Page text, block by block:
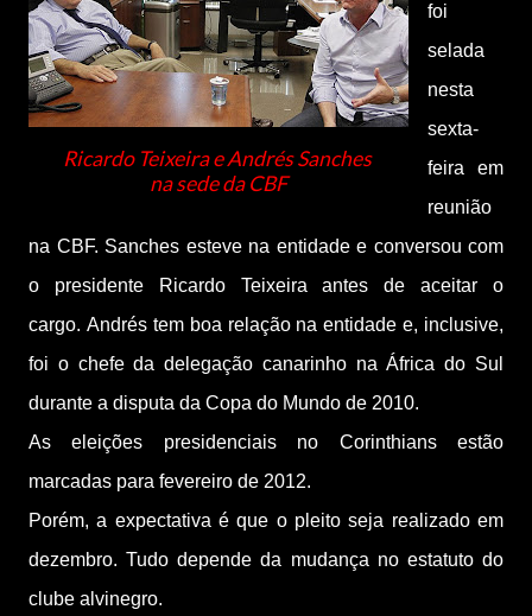
Ricardo Teixeira e Andrés Sanches
na sede da CBF
foi
selada
nesta
sexta-
feira em
reunião
na CBF. Sanches esteve na entidade e conversou com
o presidente Ricardo Teixeira antes de aceitar o
cargo. Andrés tem boa relação na entidade e, inclusive,
foi o chefe da delegação canarinho na África do Sul
durante a disputa da Copa do Mundo de 2010.
As eleições presidenciais no Corinthians estão
marcadas para fevereiro de 2012.
Porém, a expectativa é que o pleito seja realizado em
dezembro. Tudo depende da mudança no estatuto do
clube alvinegro.